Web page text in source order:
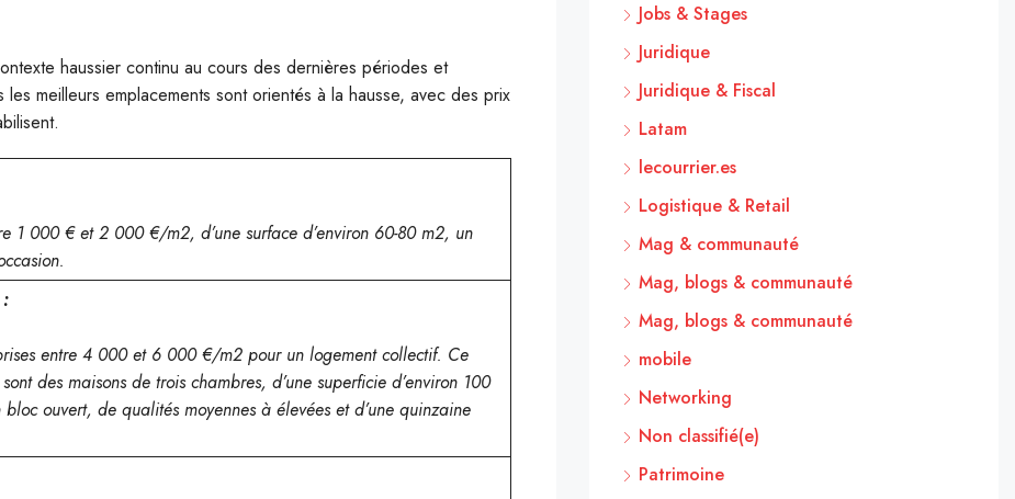
haussier continu au cours des dernières périodes et
meilleurs emplacements sont orientés à la hausse, avec des prix
1 000 € et 2 000 €/m2, d’une surface d’environ 60-80 m2, un
entre 4 000 et 6 000 €/m2 pour un logement collectif. Ce
des maisons de trois chambres, d’une superficie d’environ 100
ouvert, de qualités moyennes à élevées et d’une quinzaine
Jobs & Stages
Juridique
Juridique & Fiscal
Latam
lecourrier.es
Logistique & Retail
Mag & communauté
Mag, blogs & communauté
Mag, blogs & communauté
mobile
Networking
Non classifié(e)
Patrimoine